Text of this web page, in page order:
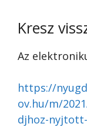
Kresz
Az
https://
ov.hu/m/
djhoz-